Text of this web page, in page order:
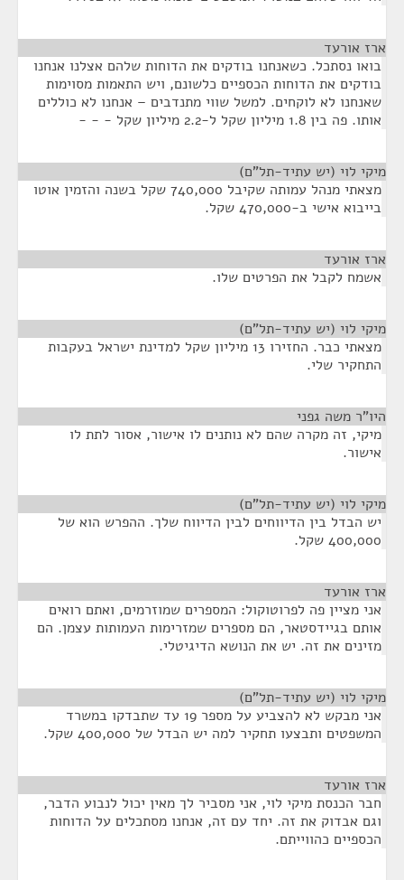
ארז אורעד
בואו נסתכל. כשאנחנו בודקים את הדוחות שלהם אצלנו אנחנו
בודקים את הדוחות הכספיים כלשונם, ויש התאמות מסוימות
שאנחנו לא לוקחים. למשל שווי מתנדבים – אנחנו לא כוללים
אותו. פה בין 1.8 מיליון שקל ל-2.2 מיליון שקל - - -
מיקי לוי (יש עתיד-תל"ם)
מצאתי מנהל עמותה שקיבל 740,000 שקל בשנה והזמין אוטו
בייבוא אישי ב-470,000 שקל.
ארז אורעד
אשמח לקבל את הפרטים שלו.
מיקי לוי (יש עתיד-תל"ם)
מצאתי כבר. החזירו 13 מיליון שקל למדינת ישראל בעקבות
התחקיר שלי.
היו"ר משה גפני
מיקי, זה מקרה שהם לא נותנים לו אישור, אסור לתת לו
אישור.
מיקי לוי (יש עתיד-תל"ם)
יש הבדל בין הדיווחים לבין הדיווח שלך. ההפרש הוא של
400,000 שקל.
ארז אורעד
אני מציין פה לפרוטוקול: המספרים שמוזרמים, ואתם רואים
אותם בגיידסטאר, הם מספרים שמזרימות העמותות עצמן. הם
מזינים את זה. יש את הנושא הדיגיטלי.
מיקי לוי (יש עתיד-תל"ם)
אני מבקש לא להצביע על מספר 19 עד שתבדקו במשרד
המשפטים ותבצעו תחקיר למה יש הבדל של 400,000 שקל.
ארז אורעד
חבר הכנסת מיקי לוי, אני מסביר לך מאין יכול לנבוע הדבר,
וגם אבדוק את זה. יחד עם זה, אנחנו מסתכלים על הדוחות
הכספיים כהווייתם.